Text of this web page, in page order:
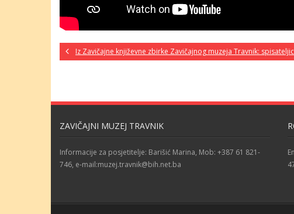
Iz Zavičajne književne zbirke Zavičajnog muzeja Travnik:
ZAVIČAJNI MUZEJ TRAVNIK
Informacije za posjetitelje: Barišić Marina, Mob: +387 61 821-
746, e-mail:muzej.travnik@bih.net.ba